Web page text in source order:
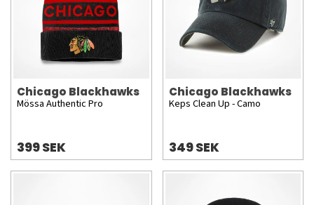
Chicago Blackhawks
Mössa Authentic Pro
399 SEK
Chicago Blackhawks
Keps Clean Up - Camo
349 SEK